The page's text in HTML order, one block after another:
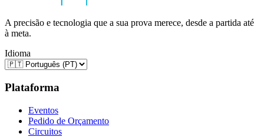
A precisão e tecnologia que a sua prova merece, desde a partida até
à meta.
Idioma
Plataforma
Eventos
Pedido de Orçamento
Circuitos